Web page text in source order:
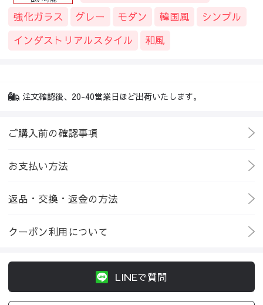
強化ガラス
グレー モダン 韓国風
シンプル
インダストリアルスタイル
和風
注文確認後、20-40営業日ほど出荷いたします。
ご購入前の確認事項
お支払い方法
返品・交換・返金の方法
クーポン利用について
LINEで質問